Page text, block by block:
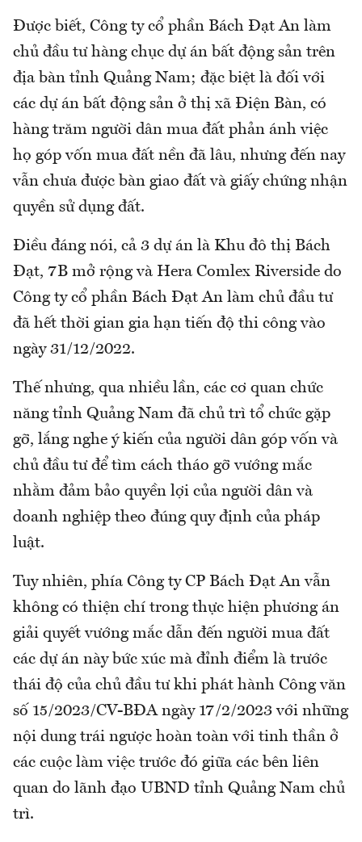
Được biết, Công ty cổ phần Bách Đạt An làm
chủ đầu tư hàng chục dự án bất động sản trên
địa bàn tỉnh Quảng Nam; đặc biệt là đối với
các dự án bất động sản ở thị xã Điện Bàn, có
hàng trăm người dân mua đất phản ánh việc
họ góp vốn mua đất nền đã lâu, nhưng đến nay
vẫn chưa được bàn giao đất và giấy chứng nhận
quyền sử dụng đất.
Điều đáng nói, cả 3 dự án là Khu đô thị Bách
Đạt, 7B mở rộng và Hera Comlex Riverside do
Công ty cổ phần Bách Đạt An làm chủ đầu tư
đã hết thời gian gia hạn tiến độ thi công vào
ngày 31/12/2022.
Thế nhưng, qua nhiều lần, các cơ quan chức
năng tỉnh Quảng Nam đã chủ trì tổ chức gặp
gỡ, lắng nghe ý kiến của người dân góp vốn và
chủ đầu tư để tìm cách tháo gỡ vướng mắc
nhằm đảm bảo quyền lợi của người dân và
doanh nghiệp theo đúng quy định của pháp
luật.
Tuy nhiên, phía Công ty CP Bách Đạt An vẫn
không có thiện chí trong thực hiện phương án
giải quyết vướng mắc dẫn đến người mua đất
các dự án này bức xúc mà đỉnh điểm là trước
thái độ của chủ đầu tư khi phát hành Công văn
số 15/2023/CV-BĐA ngày 17/2/2023 với những
nội dung trái ngược hoàn toàn với tinh thần ở
các cuộc làm việc trước đó giữa các bên liên
quan do lãnh đạo UBND tỉnh Quảng Nam chủ
trì.